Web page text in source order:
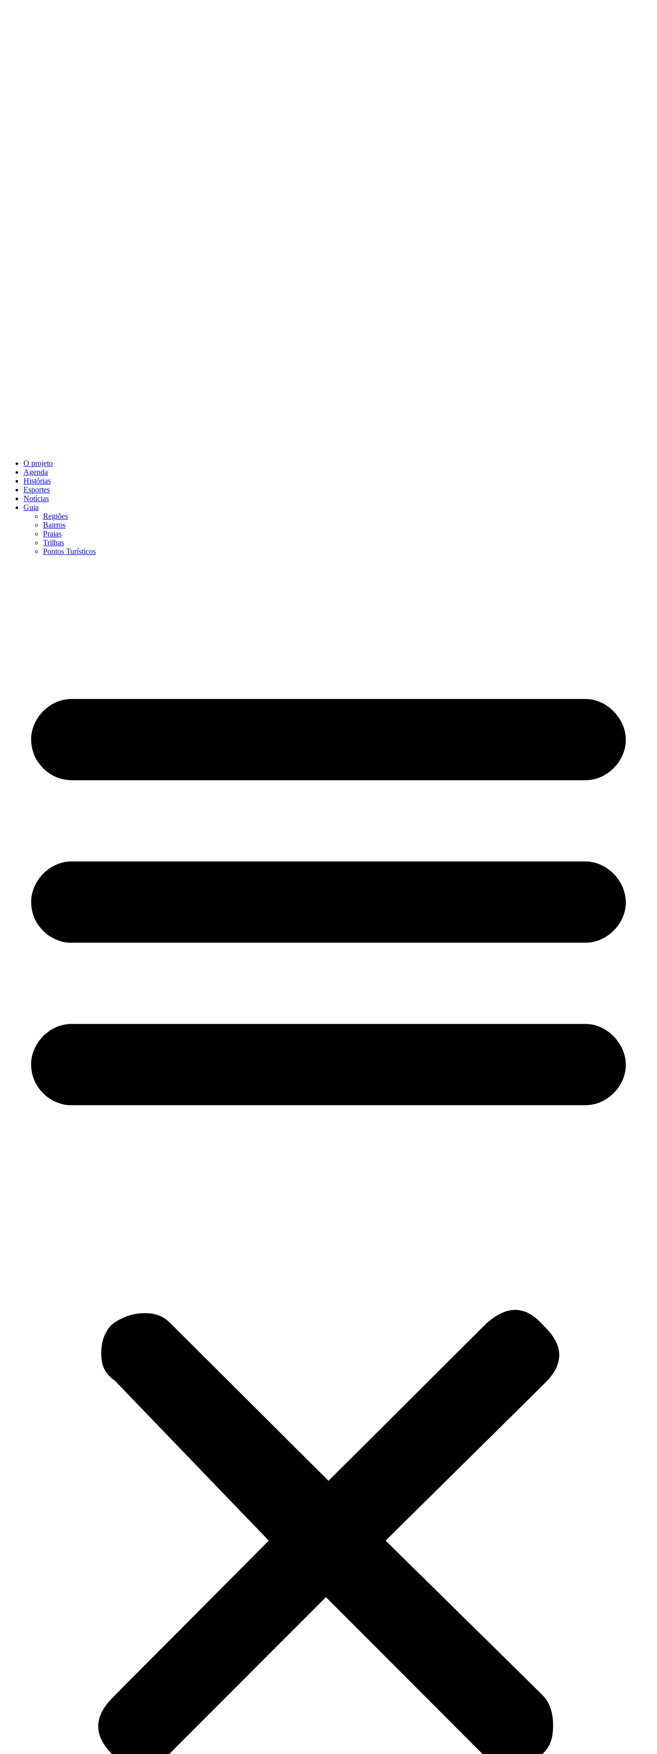
O projeto
Agenda
Histórias
Esportes
Notícias
Guia
Regiões
Bairros
Praias
Trilhas
Pontos Turísticos